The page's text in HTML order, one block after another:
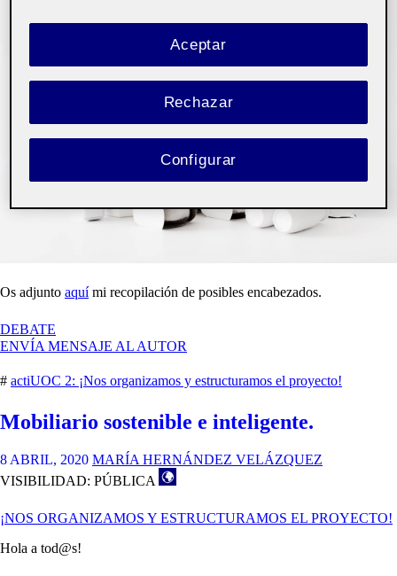
Os adjunto aquími recopilación de posibles encabezados.
DEBATE
ELECCIÓN
ENCABEZADO
ENVÍA MENSAJE AL AUTOR
# actiUOC 2: ¡Nos organizamos y estructuramos el proyecto!
Mobiliario sostenible e inteligente.
8 ABRIL, 2020 MARÍA HERNÁNDEZ VELÁZQUEZ
VISIBILIDAD: PÚBLICA
¡NOS ORGANIZAMOS Y ESTRUCTURAMOS EL PROYECTO!
Hola a tod@s!
Rechazar
Aceptar
Configurar